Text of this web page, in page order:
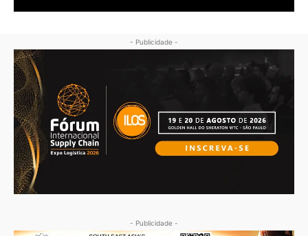
- Publicidade -
- Publicidade -